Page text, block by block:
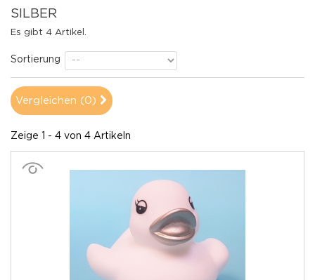
SILBER
Es gibt 4 Artikel.
Sortierung
Vergleichen (0)
Zeige 1 - 4 von 4 Artikeln